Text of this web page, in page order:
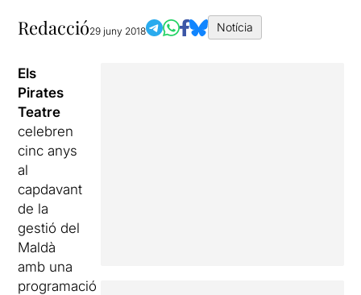
Redacció29 juny 2018 Notícia
Els
Pirates
Teatre
celebren
cinc anys
al
capdavant
de la
gestió del
Maldà
amb una
programació